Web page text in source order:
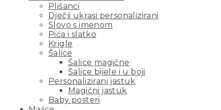
Plišanci
Dječji ukrasi personalizirani
Slovo s imenom
Pića i slatko
Krigle
Šalice
Šalice magične
Šalice bijele i u boji
Personalizirani jastuk
Magični jastuk
Baby posteri